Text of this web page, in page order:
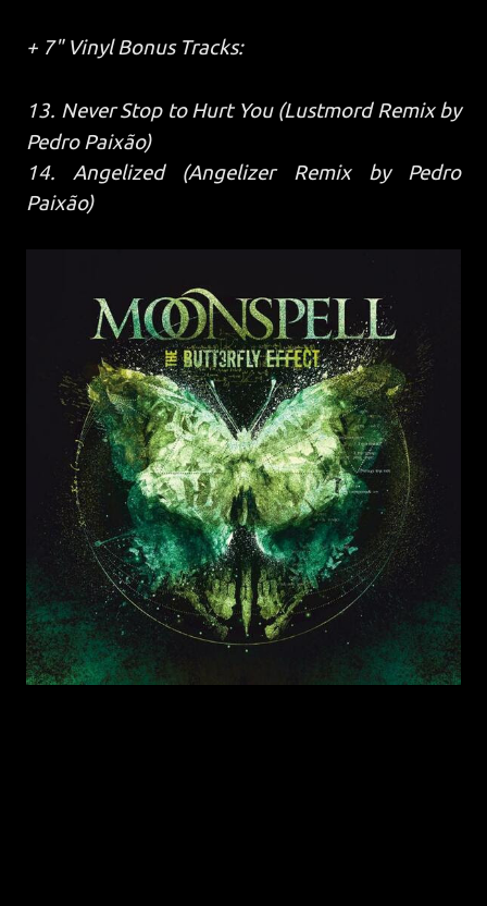
+ 7" Vinyl Bonus Tracks:
13. Never Stop to Hurt You (Lustmord Remix by
Pedro Paixão)
14. Angelized (Angelizer Remix by Pedro
Paixão)